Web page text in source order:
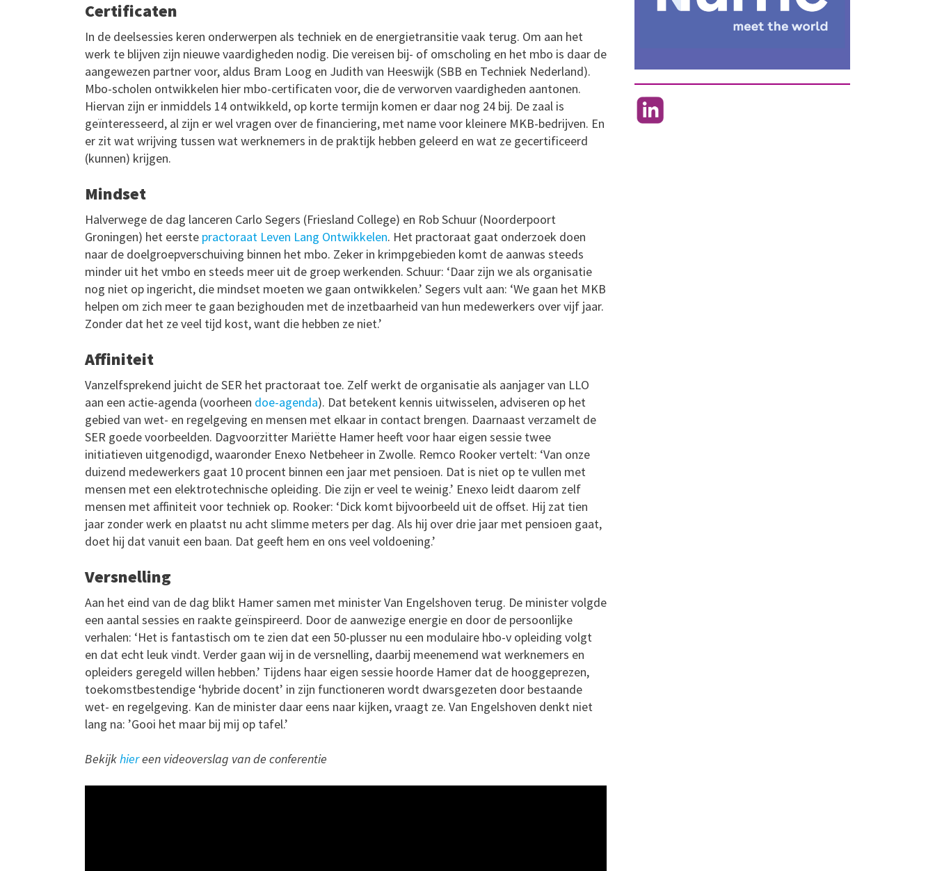
Certificaten
In de deelsessies keren onderwerpen als techniek en de energietransitie vaak terug. Om aan het
werk te blijven zijn nieuwe vaardigheden nodig. Die vereisen bij- of omscholing en het mbo is daar de
aangewezen partner voor, aldus Bram Loog en Judith van Heeswijk (SBB en Techniek Nederland).
Mbo-scholen ontwikkelen hier mbo-certificaten voor, die de verworven vaardigheden aantonen.
Hiervan zijn er inmiddels 14 ontwikkeld, op korte termijn komen er daar nog 24 bij. De zaal is
geïnteresseerd, al zijn er wel vragen over de financiering, met name voor kleinere MKB-bedrijven. En
er zit wat wrijving tussen wat werknemers in de praktijk hebben geleerd en wat ze gecertificeerd
(kunnen) krijgen.
Mindset
Halverwege de dag lanceren Carlo Segers (Friesland College) en Rob Schuur (Noorderpoort
Groningen) het eerste practoraat Leven Lang Ontwikkelen. Het practoraat gaat onderzoek doen
naar de doelgroepverschuiving binnen het mbo. Zeker in krimpgebieden komt de aanwas steeds
minder uit het vmbo en steeds meer uit de groep werkenden. Schuur: ‘Daar zijn we als organisatie
nog niet op ingericht, die mindset moeten we gaan ontwikkelen.’ Segers vult aan: ‘We gaan het MKB
helpen om zich meer te gaan bezighouden met de inzetbaarheid van hun medewerkers over vijf jaar.
Zonder dat het ze veel tijd kost, want die hebben ze niet.’
Affiniteit
Vanzelfsprekend juicht de SER het practoraat toe. Zelf werkt de organisatie als aanjager van LLO
aan een actie-agenda (voorheen doe-agenda). Dat betekent kennis uitwisselen, adviseren op het
gebied van wet- en regelgeving en mensen met elkaar in contact brengen. Daarnaast verzamelt de
SER goede voorbeelden. Dagvoorzitter Mariëtte Hamer heeft voor haar eigen sessie twee
initiatieven uitgenodigd, waaronder Enexo Netbeheer in Zwolle. Remco Rooker vertelt: ‘Van onze
duizend medewerkers gaat 10 procent binnen een jaar met pensioen. Dat is niet op te vullen met
mensen met een elektrotechnische opleiding. Die zijn er veel te weinig.’ Enexo leidt daarom zelf
mensen met affiniteit voor techniek op. Rooker: ‘Dick komt bijvoorbeeld uit de offset. Hij zat tien
jaar zonder werk en plaatst nu acht slimme meters per dag. Als hij over drie jaar met pensioen gaat,
doet hij dat vanuit een baan. Dat geeft hem en ons veel voldoening.’
Versnelling
Aan het eind van de dag blikt Hamer samen met minister Van Engelshoven terug. De minister volgde
een aantal sessies en raakte geïnspireerd. Door de aanwezige energie en door de persoonlijke
verhalen: ‘Het is fantastisch om te zien dat een 50-plusser nu een modulaire hbo-v opleiding volgt
en dat echt leuk vindt. Verder gaan wij in de versnelling, daarbij meenemend wat werknemers en
opleiders geregeld willen hebben.’ Tijdens haar eigen sessie hoorde Hamer dat de hooggeprezen,
toekomstbestendige ‘hybride docent’ in zijn functioneren wordt dwarsgezeten door bestaande
wet- en regelgeving. Kan de minister daar eens naar kijken, vraagt ze. Van Engelshoven denkt niet
lang na: ’Gooi het maar bij mij op tafel.’
Bekijkhiereen videoverslag van de conferentie